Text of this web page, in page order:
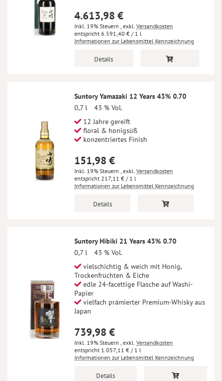
4.613,98 €
Inkl. 19% Steuern , exkl. Versandkosten
6.591,40 € / 1 l
Informationen zur Lebensmittel Kennzeichnung
Details
Suntory Yamazaki 12 Years 43% 0.70
0,7 l
43 % Vol.
12 Jahre gereift
floral & honigsüß
konzentriertes Finish
151,98 €
Inkl. 19% Steuern , exkl. Versandkosten
217,11 € / 1 l
Informationen zur Lebensmittel Kennzeichnung
Details
Suntory Hibiki 21 Years 43% 0.70
0,7 l
43 % Vol.
vielschichtig & weich mit Honig,
Trockenfrüchten & Eiche
edle 24-facettige Flasche auf Washi-
Papier
vielfach prämierter Premium-Whisky aus
Japan
739,98 €
Inkl. 19% Steuern , exkl. Versandkosten
1.057,11 € / 1 l
Informationen zur Lebensmittel Kennzeichnung
Details